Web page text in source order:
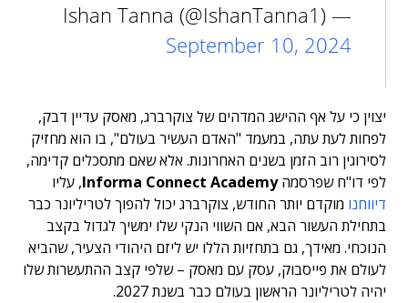
— Ishan Tanna (@IshanTanna1)
September 10, 2024
יצוין כי על אף ההישג המדהים של צוקרברג, מאסק עדיין דבק,
לפחות לעת עתה, במעמד "האדם העשיר בעולם", בו הוא מחזיק
לסירוגין רוב הזמן בשנים האחרונות. אלא שאם מתסכלים קדימה,
לפי דו"ח שפרסמהInforma Connect Academy, עליו
דיווחנו מוקדם יותר החודש, צוקרברג יכול להפוך לטריליונר כבר
בתחילת העשור הבא, אם השווי הנקי שלו ימשיך לגדול בקצב
הנוכחי. מאידך, גם בתחזיות הללו יש ליזם היהודי הצעיר, שהביא
לעולם את פייסבוק, עסק עם מאסק – שלפי קצב ההתעשרות שלו
יהיה לטריליונר הראשון בעולם כבר בשנת 2027.